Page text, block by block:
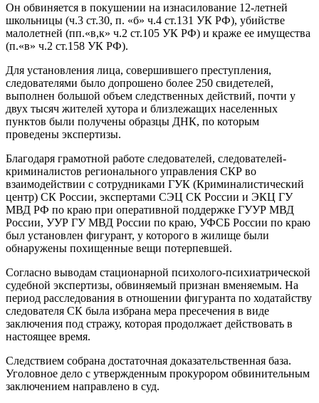
Он обвиняется в покушении на изнасилование 12-летней
школьницы (ч.3 ст.30, п. «б» ч.4 ст.131 УК РФ), убийстве
малолетней (пп.«в,к» ч.2 ст.105 УК РФ) и краже ее имущества
(п.«в» ч.2 ст.158 УК РФ).
Для установления лица, совершившего преступления,
следователями было допрошено более 250 свидетелей,
выполнен большой объем следственных действий, почти у
двух тысяч жителей хутора и близлежащих населенных
пунктов были получены образцы ДНК, по которым
проведены экспертизы.
Благодаря грамотной работе следователей, следователей-
криминалистов регионального управления СКР во
взаимодействии с сотрудниками ГУК (Криминалистический
центр) СК России, экспертами СЭЦ СК России и ЭКЦ ГУ
МВД РФ по краю при оперативной поддержке ГУУР МВД
России, УУР ГУ МВД России по краю, УФСБ России по краю
был установлен фигурант, у которого в жилище были
обнаружены похищенные вещи потерпевшей.
Согласно выводам стационарной психолого-психиатрической
судебной экспертизы, обвиняемый признан вменяемым. На
период расследования в отношении фигуранта по ходатайству
следователя СК была избрана мера пресечения в виде
заключения под стражу, которая продолжает действовать в
настоящее время.
Следствием собрана достаточная доказательственная база.
Уголовное дело с утвержденным прокурором обвинительным
заключением направлено в суд.